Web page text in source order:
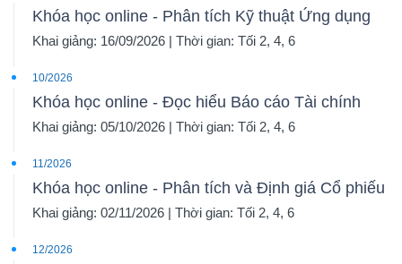
Khóa học online - Phân tích Kỹ thuật Ứng dụng
Khai giảng: 16/09/2026 | Thời gian: Tối 2, 4, 6
10/2026
Khóa học online - Đọc hiểu Báo cáo Tài chính
Khai giảng: 05/10/2026 | Thời gian: Tối 2, 4, 6
11/2026
Khóa học online - Phân tích và Định giá Cổ phiếu
Khai giảng: 02/11/2026 | Thời gian: Tối 2, 4, 6
12/2026